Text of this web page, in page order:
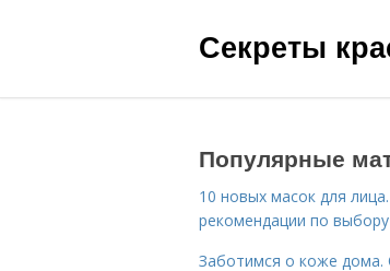
Секреты
Популярные
10 новых масок для
рекомендации по
Заботимся о коже дома.